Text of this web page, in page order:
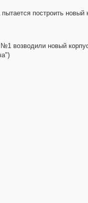
построить новый
возводили новый